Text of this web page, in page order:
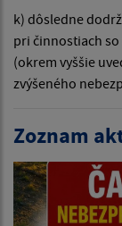
k) dôsledne
pri činnostiach
(okrem vyššie
zvýšeného
Zoznam